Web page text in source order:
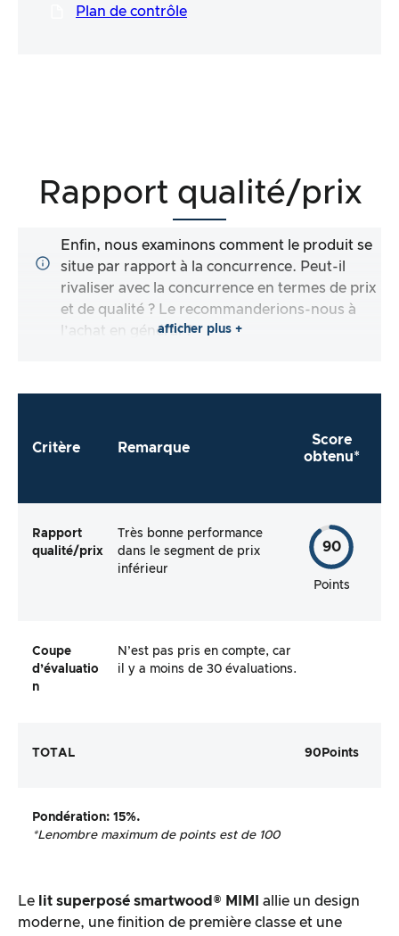
Plan de contrôle
Rapport qualité/prix
Enfin, nous examinons comment le produit se
situe par rapport à la concurrence. Peut-il
rivaliser avec la concurrence en termes de prix
et de qualité ? Le recommanderions-nous à
l’achat en général ?afficher plus +
Critère Remarque
Score
obtenu*
Rapport
qualité/prix
Très bonne performance
dans le segment de prix
inférieur
90
Points
Coupe
d’évaluatio
n
N’est pas pris en compte, car
il y a moins de 30 évaluations.
TOTAL 90 Points
Pondération: 15%.
*Lenombre maximum de points est de 100
Le lit superposé smartwood® MIMI
allie un design
moderne, une finition de première classe et une